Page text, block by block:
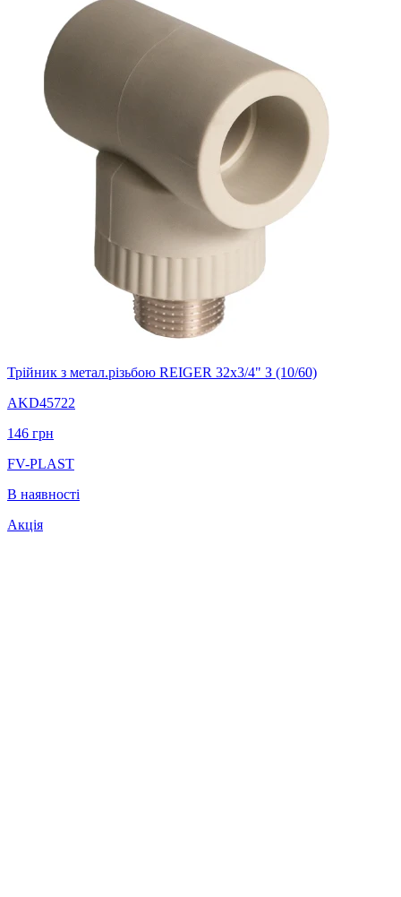
Трійник з метал.різьбою REIGER 32х3/4" З (10/60)
AKD45722
146 грн
FV-PLAST
В наявності
Акція